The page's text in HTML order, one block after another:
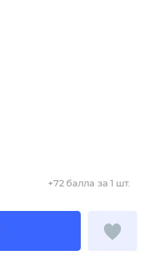
+72 балла за 1 шт.